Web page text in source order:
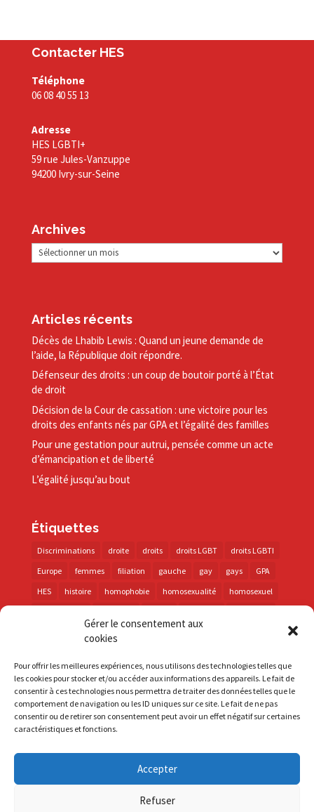
Gérer le consentement aux
cookies
Pour offrir les meilleures expériences, nous utilisons des technologies telles que
les cookies pour stocker et/ou accéder aux informations des appareils. Le fait de
consentir à ces technologies nous permettra de traiter des données telles que le
comportement de navigation ou les ID uniques sur ce site. Le fait de ne pas
consentir ou de retirer son consentement peut avoir un effet négatif sur certaines
caractéristiques et fonctions.
Accepter
Refuser
Contacter HES
Téléphone
06 08 40 55 13
Adresse
HES LGBTI+
59 rue Jules-Vanzuppe
94200 Ivry-sur-Seine
Archives
Archives
Articles récents
Décès de Lhabib Lewis : Quand un jeune demande de
l’aide, la République doit répondre.
Défenseur des droits : un coup de boutoir porté à l’État
de droit
Décision de la Cour de cassation : une victoire pour les
droits des enfants nés par GPA et l’égalité des familles
Pour une gestation pour autrui, pensée comme un acte
d’émancipation et de liberté
L’égalité jusqu’au bout
Étiquettes
Discriminations droite droits droits LGBT
droits LGBTI
Europe
femmes filiation gauche gay gays
GPA
HES
histoire homophobie homosexualité
homosexuel
personnes trans
PMA police propositions
prévention
santé
sida trans transphobie UE
Union européenne
vih
violences visibilité élections